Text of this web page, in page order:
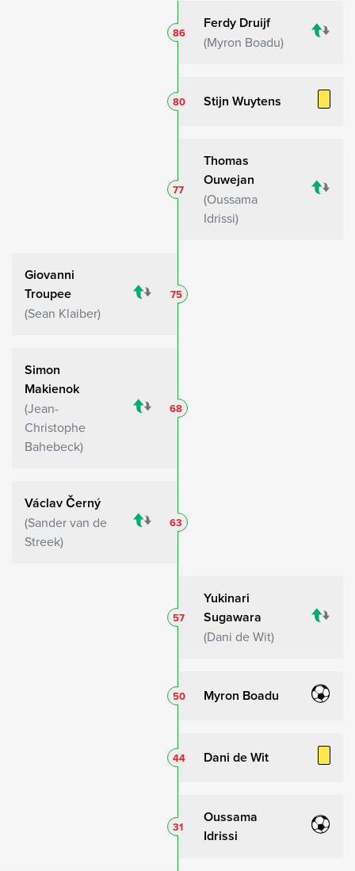
Ferdy Druijf
Myron Boadu
86
Stijn Wuytens
80
Thomas
Ouwejan
Oussama
Idrissi
77
Giovanni
Troupee
Sean Klaiber
75
Simon
Makienok
Jean-
Christophe
Bahebeck
68
Václav Černý
Sander van de
Streek
63
Yukinari
Sugawara
Dani de Wit
57
Myron Boadu
50
Dani de Wit
44
Oussama
Idrissi
31